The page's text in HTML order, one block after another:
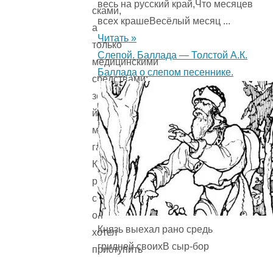
сками,
а
только
медицинскими
средствами:
зелёнкой,
йодом,
мар­
ганцовкой.
Как
раз
сегодня
он
хотел
приступить
весь на русский край,Что месяцев
всех крашеВесёлый месяц ...
Читать »
Слепой. Баллада — Толстой А.К.
Баллада о слепом песеннике.
Князь выехал рано средь
гридней своихВ сыр-бор